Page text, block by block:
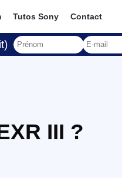
Tutos Sony Contact
III ?